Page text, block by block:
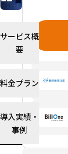
とイ
ンボ
法対
応を
選び
方ガ
サービス概
要
料金プラン
導入実績・
事例